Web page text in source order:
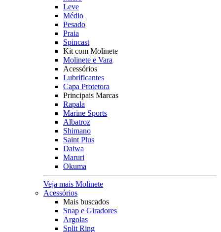
Leve
Médio
Pesado
Praia
Spincast
Kit com Molinete
Molinete e Vara
Acessórios
Lubrificantes
Capa Protetora
Principais Marcas
Rapala
Marine Sports
Albatroz
Shimano
Saint Plus
Daiwa
Maruri
Okuma
Veja mais Molinete
Acessórios
Mais buscados
Snap e Giradores
Argolas
Split Ring